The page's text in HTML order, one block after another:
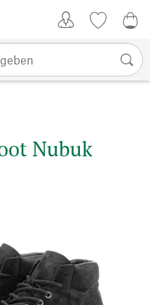
Nubuk